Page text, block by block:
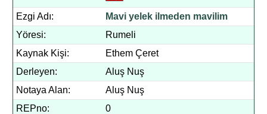
Ezgi Adı:
Mavi yelek ilmeden mavilim
Yöresi:
Rumeli
Kaynak Kişi:
Ethem Çeret
Derleyen:
Aluş Nuş
Notaya Alan:
Aluş Nuş
REPno:
0